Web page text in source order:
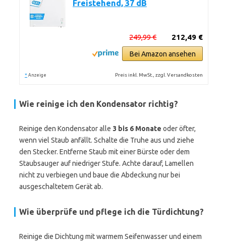
Freistehend, 37 dB
212,49 €
249,99 €
Bei Amazon ansehen
* Anzeige Preis inkl. MwSt., zzgl. Versandkosten
Wie reinige ich den Kondensator richtig?
Reinige den Kondensator alle 3 bis 6 Monate oder öfter,
wenn viel Staub anfällt. Schalte die Truhe aus und ziehe
den Stecker. Entferne Staub mit einer Bürste oder dem
Staubsauger auf niedriger Stufe. Achte darauf, Lamellen
nicht zu verbiegen und baue die Abdeckung nur bei
ausgeschaltetem Gerät ab.
Wie überprüfe und pflege ich die Türdichtung?
Reinige die Dichtung mit warmem Seifenwasser und einem